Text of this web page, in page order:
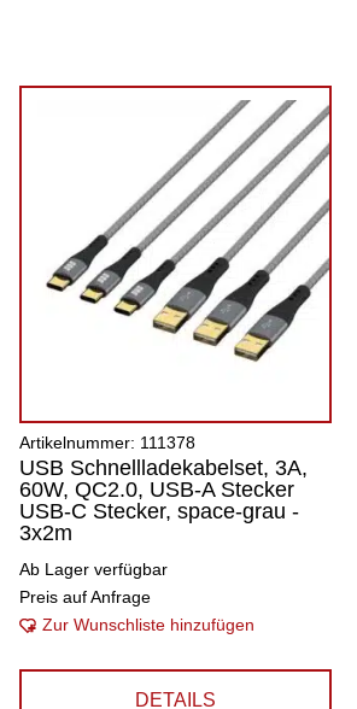
Artikelnummer: 111378
USB Schnellladekabelset, 3A,
60W, QC2.0, USB-A Stecker
USB-C Stecker, space-grau -
3x2m
Ab Lager verfügbar
Preis auf Anfrage
Zur Wunschliste hinzufügen
DETAILS